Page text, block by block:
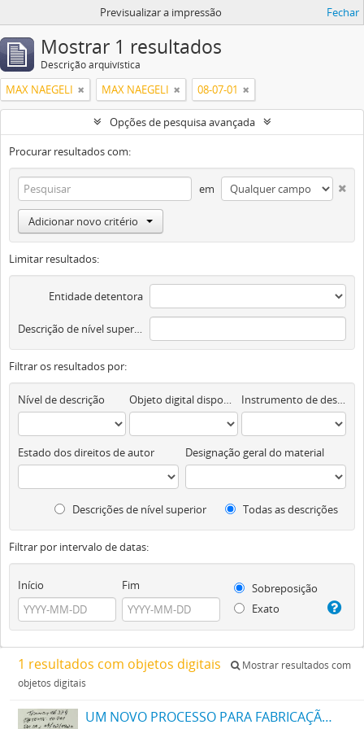
Previsualizar a impressão Fechar
Mostrar 1 resultados
Descrição arquivística
MAX NAEGELI MAX NAEGELI 08-07-01
Opções de pesquisa avançada
Procurar resultados com:
em
Adicionar novo critério
Limitar resultados:
Entidade detentora
Descrição de nível superior
Filtrar os resultados por:
Nível de descrição Objeto digital disponível Instrumento de descrição documental
Estado dos direitos de autor Designação geral do material
Descrições de nível superior Todas as descrições
Filtrar por intervalo de datas:
Início Fim
Sobreposição
Exato
1 resultados com objetos digitais
Mostrar resultados com
objetos digitais
UM NOVO PROCESSO PARA FABRICAÇÃO DE MATERIAS CORANTES PRETAS ESCARLATES E AZUIS DOS MATIZES MAIS CLAROS AOS MAIS ESCUROS PARA TINGIR ALGODÃO DIRECTAMENTE